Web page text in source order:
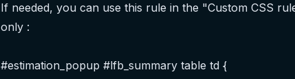
If needed, you can use this rule in the "Custom CSS
only :
#estimation_popup #lfb_summary table td {